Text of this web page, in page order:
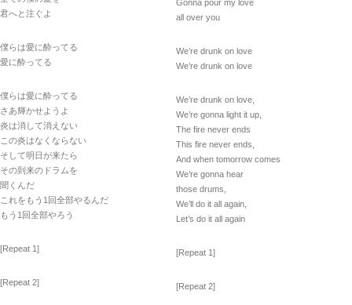
君へと注ぐよ
僕らは愛に酔ってる
愛に酔ってる
僕らは愛に酔ってる
さあ輝かせようよ
炎は消して消えない
この炎はなくならない
そして明日が来たら
その到来のドラムを
聞くんだ
これをもう1回全部やるんだ
もう1回全部やろう
[Repeat 1]
[Repeat 2]
Gonna pour my love
all over you
We’re drunk on love
We’re drunk on love
We’re drunk on love,
We’re gonna light it up,
The fire never ends
This fire never ends,
And when tomorrow comes
We’re gonna hear
those drums,
We’ll do it all again,
Let’s do it all again
[Repeat 1]
[Repeat 2]